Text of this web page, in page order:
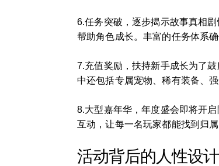
6.任务突破，逐步揭示故事真相
帮助角色成长。丰富的任务体系
7.充值奖励，扶持新手成长为了
中还包括专属宠物、稀有装备、
8.大型嘉年华，年度盛会即将开
互动，让每一名玩家都能找到归
活动背后的人性设